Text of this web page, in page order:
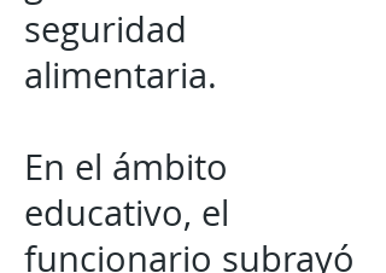
seguridad
alimentaria.
En el ámbito
educativo, el
funcionario subrayó